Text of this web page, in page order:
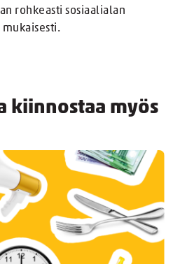
rohkeasti sosiaalialan
kiinnostaa myös